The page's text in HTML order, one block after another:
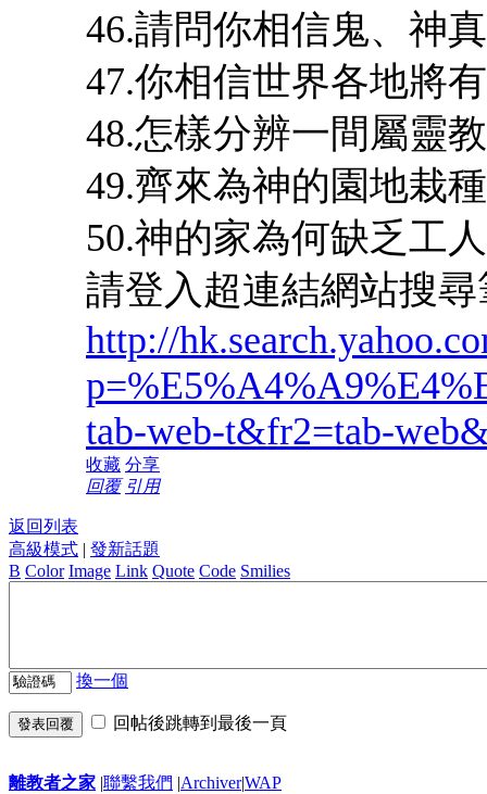
46.請問你相信鬼、神
47.你相信世界各地將
48.怎樣分辨一間屬靈
49.齊來為神的園地栽
50.神的家為何缺乏工
請登入超連結網站搜
http://
tab-web-t&fr2=tab-
收藏 分享
回覆 引用
返回列表
高級模式 | 發新話題
B Color Image Link Quote Code Smilies
換一個
發表回覆 回帖後跳轉到最後一頁
離教者之家 |聯繫我們 |Archiver|WAP